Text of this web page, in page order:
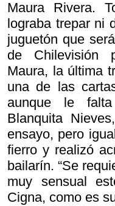
Maura Rivera.
lograba trepar ni
juguetón que
de Chilevisión
Maura, la última
una de las
aunque le
Blanquita
ensayo, pero
fierro y realizó
bailarín. “Se
muy sensual
Cigna, como es